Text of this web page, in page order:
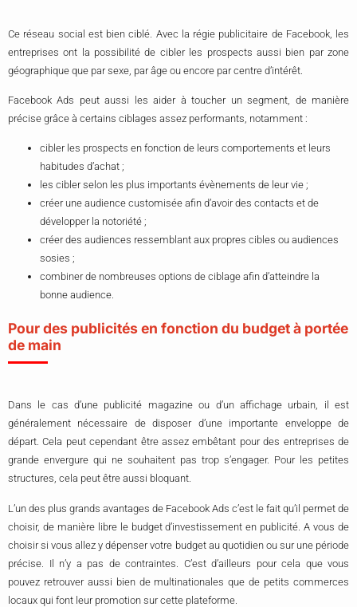
Ce réseau social est bien ciblé. Avec la régie publicitaire de Facebook, les
entreprises ont la possibilité de cibler les prospects aussi bien par zone
géographique que par sexe, par âge ou encore par centre d’intérêt.
Facebook Ads peut aussi les aider à toucher un segment, de manière
précise grâce à certains ciblages assez performants, notamment :
cibler les prospects en fonction de leurs comportements et leurs
habitudes d’achat ;
les cibler selon les plus importants évènements de leur vie ;
créer une audience customisée afin d’avoir des contacts et de
développer la notoriété ;
créer des audiences ressemblant aux propres cibles ou audiences
sosies ;
combiner de nombreuses options de ciblage afin d’atteindre la
bonne audience.
Pour des publicités en fonction du budget à portée
de main
Dans le cas d’une publicité magazine ou d’un affichage urbain, il est
généralement nécessaire de disposer d’une importante enveloppe de
départ. Cela peut cependant être assez embêtant pour des entreprises de
grande envergure qui ne souhaitent pas trop s’engager. Pour les petites
structures, cela peut être aussi bloquant.
L’un des plus grands avantages de Facebook Ads c’est le fait qu’il permet de
choisir, de manière libre le budget d’investissement en publicité. A vous de
choisir si vous allez y dépenser votre budget au quotidien ou sur une période
précise. Il n’y a pas de contraintes. C’est d’ailleurs pour cela que vous
pouvez retrouver aussi bien de multinationales que de petits commerces
locaux qui font leur promotion sur cette plateforme.